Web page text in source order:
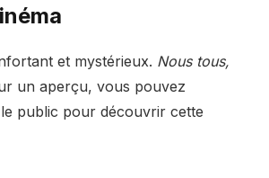
et mystérieux. Nous tous,
un aperçu, vous pouvez
public pour découvrir cette